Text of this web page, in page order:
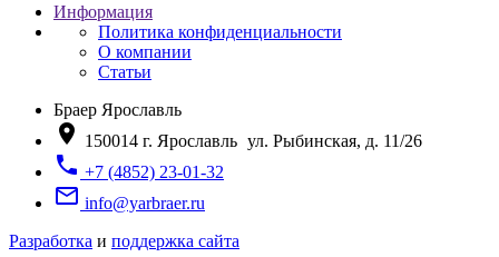
Информация
Политика конфиденциальности
О компании
Статьи
Браер Ярославль
location_on 150014 г. Ярославль ул. Рыбинская, д. 11/26
phone +7 (4852) 23-01-32
mail_outline info@yarbraer.ru
Разработка и поддержка сайта